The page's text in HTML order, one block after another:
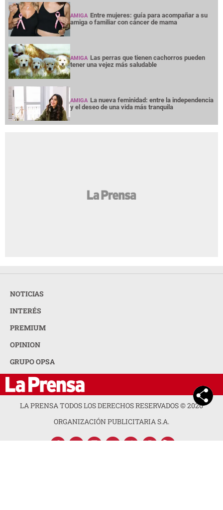
AMIGA Entre mujeres: guía para acompañar a su
amiga o familiar con cáncer de mama
AMIGA Las perras que tienen cachorros pueden
tener una vejez más saludable
AMIGA La nueva feminidad: entre la independencia
y el deseo de una vida más tranquila
NOTICIAS
INTERÉS
PREMIUM
OPINION
GRUPO OPSA
LA PRENSA TODOS LOS DERECHOS RESERVADOS ©2026
ORGANIZACIÓN PUBLICITARIA S.A.